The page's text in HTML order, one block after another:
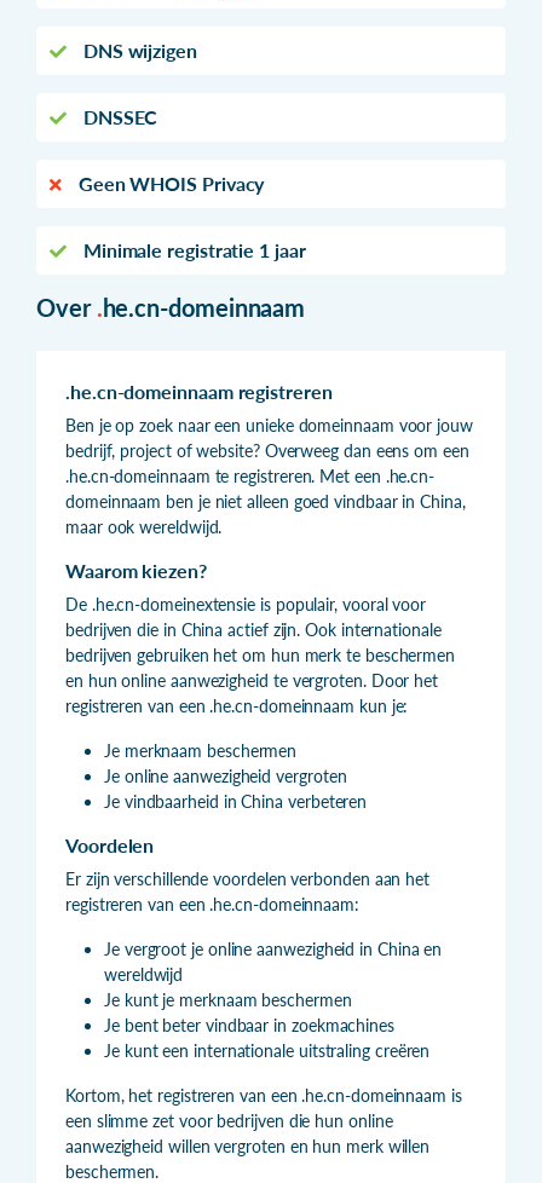
DNS wijzigen
DNSSEC
Geen WHOIS Privacy
Minimale registratie 1 jaar
Over .he.cn-domeinnaam
.he.cn-domeinnaam registreren
Ben je op zoek naar een unieke domeinnaam voor jouw
bedrijf, project of website? Overweeg dan eens om een
.he.cn-domeinnaam te registreren. Met een .he.cn-
domeinnaam ben je niet alleen goed vindbaar in China,
maar ook wereldwijd.
Waarom kiezen?
De .he.cn-domeinextensie is populair, vooral voor
bedrijven die in China actief zijn. Ook internationale
bedrijven gebruiken het om hun merk te beschermen
en hun online aanwezigheid te vergroten. Door het
registreren van een .he.cn-domeinnaam kun je:
Je merknaam beschermen
Je online aanwezigheid vergroten
Je vindbaarheid in China verbeteren
Voordelen
Er zijn verschillende voordelen verbonden aan het
registreren van een .he.cn-domeinnaam:
Je vergroot je online aanwezigheid in China en
wereldwijd
Je kunt je merknaam beschermen
Je bent beter vindbaar in zoekmachines
Je kunt een internationale uitstraling creëren
Kortom, het registreren van een .he.cn-domeinnaam is
een slimme zet voor bedrijven die hun online
aanwezigheid willen vergroten en hun merk willen
beschermen.